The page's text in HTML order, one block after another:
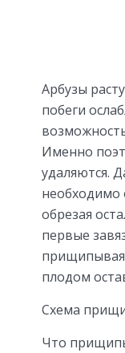
Арбузы
побеги
Именно
удаляются.
необходимо
обрезая
первые
плодом
Схема
Что